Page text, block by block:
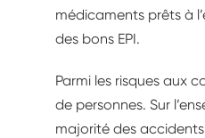
médicaments prêts à
des bons EPI.
Parmi les risques aux
de personnes. Sur
majorité des accidents